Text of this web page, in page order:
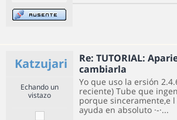
Katzujari
Re: TUTORIAL:
cambiarla
Echando un
vistazo
Yo que uso la ersión
reciente) Tube que
porque sinceramente,e
ayuda en absoluto ·-·...